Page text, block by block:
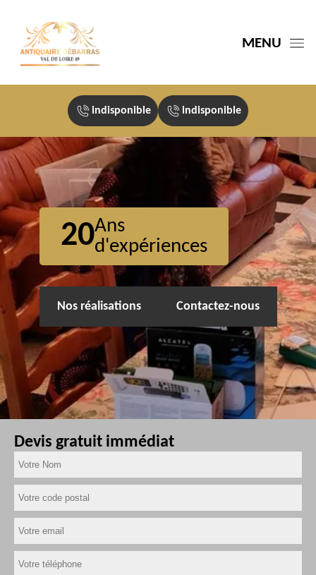
MENU
indisponible indisponible
20Ans
d'expériences
Nos réalisations Contactez-nous
Devis gratuit immédiat